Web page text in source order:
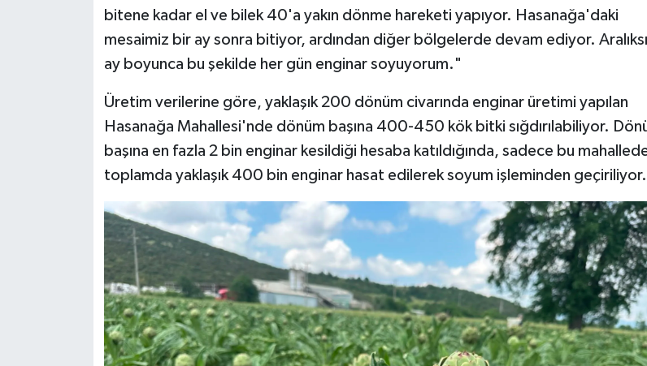
bitene kadar el ve bilek 40'a yakın dönme hareketi yapıyor. Hasanağa'daki
mesaimiz bir ay sonra bitiyor, ardından diğer bölgelerde devam ediyor.
ay boyunca bu şekilde her gün enginar soyuyorum."
Üretim verilerine göre, yaklaşık 200 dönüm civarında enginar üretimi yapılan
Hasanağa Mahallesi'nde dönüm başına 400-450 kök bitki sığdırılabiliyor.
başına en fazla 2 bin enginar kesildiği hesaba katıldığında, sadece bu
toplamda yaklaşık 400 bin enginar hasat edilerek soyum işleminden geçiriliyor.